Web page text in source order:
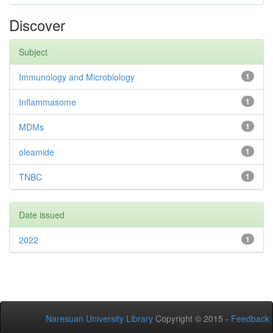
Discover
Subject
1
Immunology and Microbiology
1
Inflammasome
1
MDMs
1
oleamide
1
TNBC
Date issued
1
2022
Naresuan University Library Copyright © 2015 - Feedback